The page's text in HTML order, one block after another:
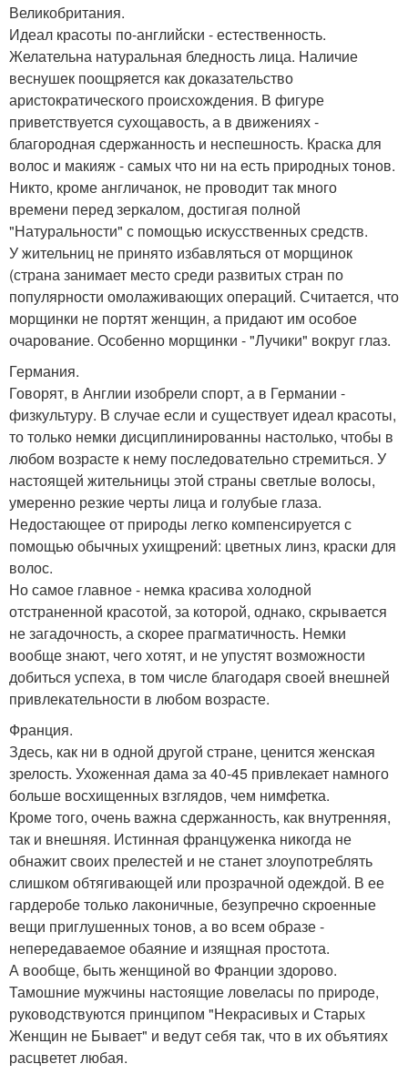
Великобритания.
Идеал красоты по-английски - естественность.
Желательна натуральная бледность лица. Наличие
веснушек поощряется как доказательство
аристократического происхождения. В фигуре
приветствуется сухощавость, а в движениях -
благородная сдержанность и неспешность. Краска для
волос и макияж - самых что ни на есть природных тонов.
Никто, кроме англичанок, не проводит так много
времени перед зеркалом, достигая полной
"Натуральности" с помощью искусственных средств.
У жительниц не принято избавляться от морщинок
(страна занимает место среди развитых стран по
популярности омолаживающих операций. Считается, что
морщинки не портят женщин, а придают им особое
очарование. Особенно морщинки - "Лучики" вокруг глаз.
Германия.
Говорят, в Англии изобрели спорт, а в Германии -
физкультуру. В случае если и существует идеал красоты,
то только немки дисциплинированны настолько, чтобы в
любом возрасте к нему последовательно стремиться. У
настоящей жительницы этой страны светлые волосы,
умеренно резкие черты лица и голубые глаза.
Недостающее от природы легко компенсируется с
помощью обычных ухищрений: цветных линз, краски для
волос.
Но самое главное - немка красива холодной
отстраненной красотой, за которой, однако, скрывается
не загадочность, а скорее прагматичность. Немки
вообще знают, чего хотят, и не упустят возможности
добиться успеха, в том числе благодаря своей внешней
привлекательности в любом возрасте.
Франция.
Здесь, как ни в одной другой стране, ценится женская
зрелость. Ухоженная дама за 40-45 привлекает намного
больше восхищенных взглядов, чем нимфетка.
Кроме того, очень важна сдержанность, как внутренняя,
так и внешняя. Истинная француженка никогда не
обнажит своих прелестей и не станет злоупотреблять
слишком обтягивающей или прозрачной одеждой. В ее
гардеробе только лаконичные, безупречно скроенные
вещи приглушенных тонов, а во всем образе -
непередаваемое обаяние и изящная простота.
А вообще, быть женщиной во Франции здорово.
Тамошние мужчины настоящие ловеласы по природе,
руководствуются принципом "Некрасивых и Старых
Женщин не Бывает" и ведут себя так, что в их объятиях
расцветет любая.